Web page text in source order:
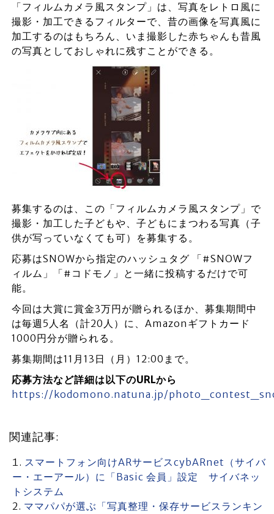
「フィルムカメラ風スタンプ」は、写真をレトロ風に
撮影・加工できるフィルターで、昔の画像を写真風に
加工するのはもちろん、いま撮影した赤ちゃんも昔風
の写真としておしゃれに残すことができる。
募集するのは、この「フィルムカメラ風スタンプ」で
撮影・加工した子どもや、子どもにまつわる写真（子
供が写っていなくても可）を募集する。
応募はSNOWから指定のハッシュタグ 「#SNOWフ
ィルム」「#コドモノ」と一緒に投稿するだけで可
能。
今回は大賞に賞金3万円が贈られるほか、募集期間中
は毎週5人名（計20人）に、Amazonギフトカード
1000円分が贈られる。
募集期間は11月13日（月）12:00まで。
応募方法など詳細は以下のURLから
https://kodomono.natuna.jp/
関連記事:
スマートフォン向けARサービスcybARnet（サイバ
ー・エーアール）に「Basic 会員」設定 サイバネッ
トシステム
ママパパが選ぶ「写真整理・保存サービスランキン